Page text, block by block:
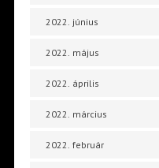
2022. június
2022. május
2022. április
2022. március
2022. február